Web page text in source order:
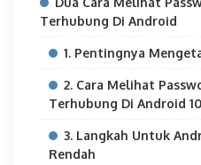
Terhubung Di Android
1. Pentingnya
2. Cara Melihat
Terhubung Di Android
3. Langkah Untuk
Rendah